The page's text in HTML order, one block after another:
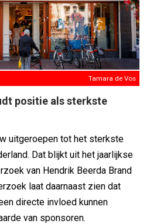
Tamara de Vos
positie als sterkste
uitgeroepen tot het sterkste
Dat blijkt uit het jaarlijkse
van Hendrik Beerda Brand
laat daarnaast zien dat
directe invloed kunnen
van sponsoren.